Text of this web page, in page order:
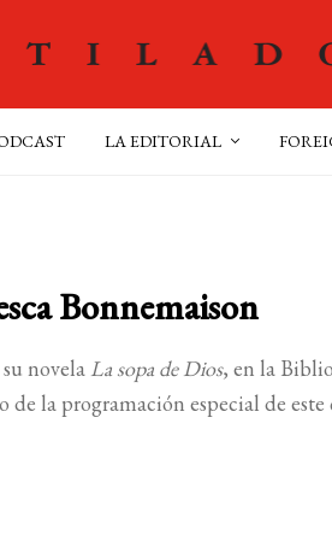
LA EDITORIAL
Bonnemaison
novela La sopa de Dios, en la
de la programación especial de este